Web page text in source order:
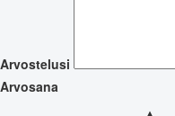
Arvostelusi
Arvosana